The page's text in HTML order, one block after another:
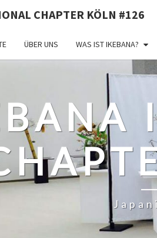
CHAPTER KÖLN #126
ÜBER UNS WAS IST IKEBANA?